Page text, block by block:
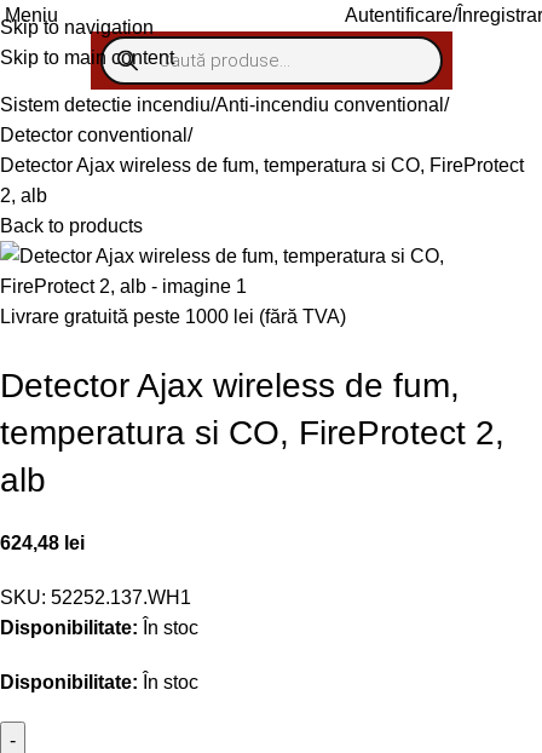
Skip to navigation
Skip to main content
Meniu Autentificare/
Sistem detectie incendiu Anti-incendiu conventional
Detector conventional
Detector Ajax wireless de fum, temperatura si CO, FireProtect
2, alb
Back to products
Livrare gratuită peste 1000 lei (fără TVA)
Detector Ajax wireless de fum,
temperatura si CO, FireProtect 2,
alb
624,48 lei
SKU: 52252.137.WH1
Disponibilitate: În stoc
Disponibilitate: În stoc